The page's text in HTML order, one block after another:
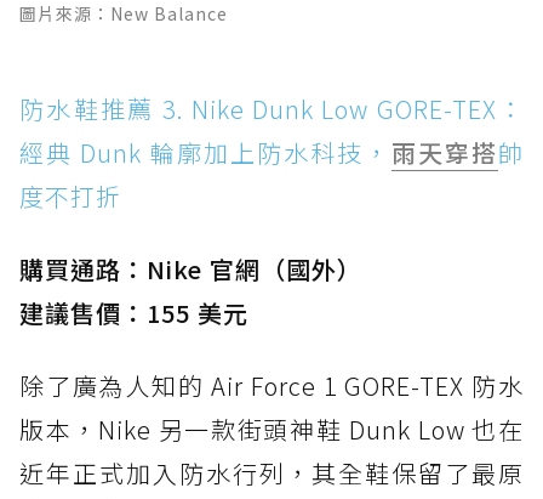
圖片來源：New Balance
防水鞋推薦 3. Nike Dunk Low GORE-TEX：
經典 Dunk 輪廓加上防水科技， 雨天穿搭帥
度不打折
購買通路：Nike 官網（國外）
建議售價：155 美元
除了廣為人知的 Air Force 1 GORE-TEX 防水
版本，Nike 另一款街頭神鞋 Dunk Low 也在
近年正式加入防水行列，其全鞋保留了最原